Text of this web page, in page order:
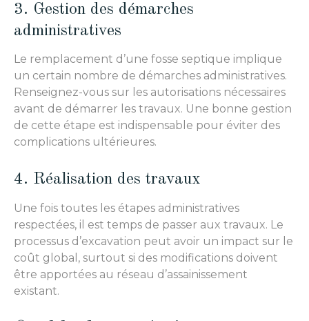
3. Gestion des démarches
administratives
Le remplacement d’une fosse septique implique
un certain nombre de démarches administratives.
Renseignez-vous sur les autorisations nécessaires
avant de démarrer les travaux. Une bonne gestion
de cette étape est indispensable pour éviter des
complications ultérieures.
4. Réalisation des travaux
Une fois toutes les étapes administratives
respectées, il est temps de passer aux travaux. Le
processus d’excavation peut avoir un impact sur le
coût global, surtout si des modifications doivent
être apportées au réseau d’assainissement
existant.